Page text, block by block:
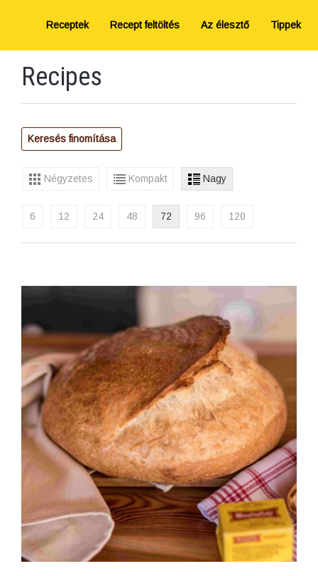
Receptek Recept feltöltés Az élesztő Tippek
Recipes
Keresés finomítása
Négyzetes Kompakt Nagy
6 12 24 48 72 96 120